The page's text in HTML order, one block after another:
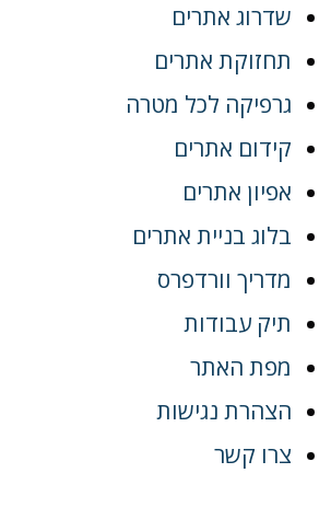
שדרוג אתרים
תחזוקת אתרים
גרפיקה לכל מטרה
קידום אתרים
אפיון אתרים
בלוג בניית אתרים
מדריך וורדפרס
תיק עבודות
מפת האתר
הצהרת נגישות
צרו קשר